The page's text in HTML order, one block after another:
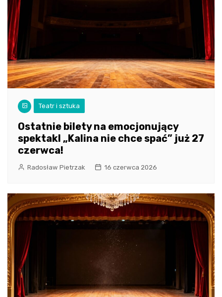
Teatr i sztuka
Ostatnie bilety na emocjonujący
spektakl „Kalina nie chce spać” już 27
czerwca!
Radosław Pietrzak 16 czerwca 2026